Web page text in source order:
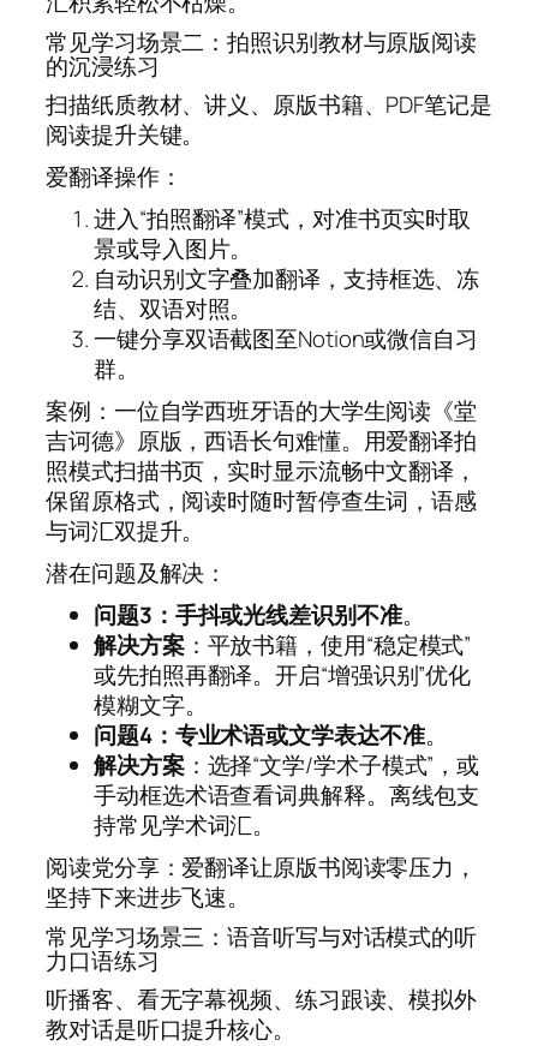
常见学习场景二：拍照识别教材与原版阅读
的沉浸练习
扫描纸质教材、讲义、原版书籍、PDF笔记是
阅读提升关键。
爱翻译操作：
进入“拍照翻译”模式，对准书页实时取
景或导入图片。
自动识别文字叠加翻译，支持框选、冻
结、双语对照。
一键分享双语截图至Notion或微信自习
群。
案例：一位自学西班牙语的大学生阅读《堂
吉诃德》原版，西语长句难懂。用爱翻译拍
照模式扫描书页，实时显示流畅中文翻译，
保留原格式，阅读时随时暂停查生词，语感
与词汇双提升。
潜在问题及解决：
问题3：手抖或光线差识别不准。
解决方案：平放书籍，使用“稳定模式”
或先拍照再翻译。开启“增强识别”优化
模糊文字。
问题4：专业术语或文学表达不准。
解决方案：选择“文学/学术子模式”，或
手动框选术语查看词典解释。离线包支
持常见学术词汇。
阅读党分享：爱翻译让原版书阅读零压力，
坚持下来进步飞速。
常见学习场景三：语音听写与对话模式的听
力口语练习
听播客、看无字幕视频、练习跟读、模拟外
教对话是听口提升核心。